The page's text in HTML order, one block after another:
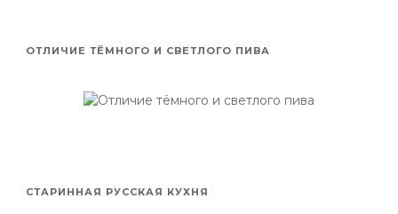
ОТЛИЧИЕ ТЁМНОГО И СВЕТЛОГО ПИВА
СТАРИННАЯ РУССКАЯ КУХНЯ